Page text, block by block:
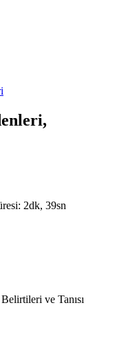
2dk, 39sn